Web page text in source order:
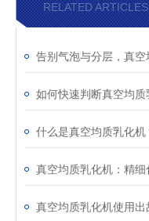
RELATED ARTICLES